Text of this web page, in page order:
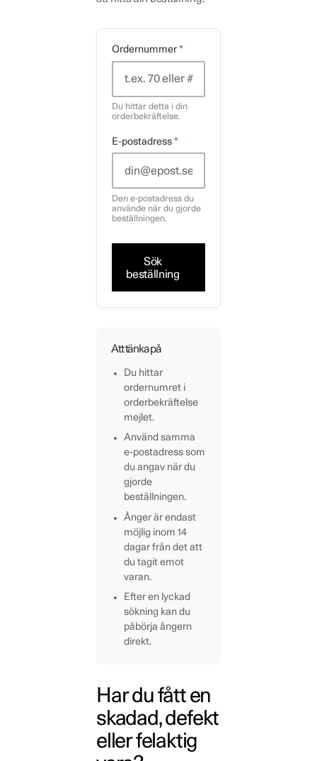
Ordernummer*
Du hittar detta i din
orderbekräftelse.
E-postadress*
Den e-postadress du
använde när du gjorde
beställningen.
Sök
beställning
Att tänka på
Du hittar
ordernumret i
orderbekräftelse
mejlet.
Använd samma
e-postadress som
du angav när du
gjorde
beställningen.
Ånger är endast
möjlig inom 14
dagar från det att
du tagit emot
varan.
Efter en lyckad
sökning kan du
påbörja ångern
direkt.
Har du fått en
skadad, defekt
eller felaktig